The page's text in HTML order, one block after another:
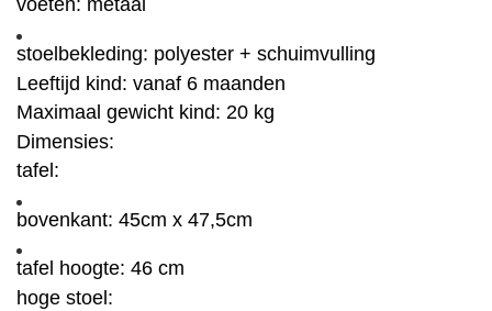
voeten: metaal
stoelbekleding: polyester + schuimvulling
Leeftijd kind: vanaf 6 maanden
Maximaal gewicht kind: 20 kg
Dimensies:
tafel:
bovenkant: 45cm x 47,5cm
tafel hoogte: 46 cm
hoge stoel: